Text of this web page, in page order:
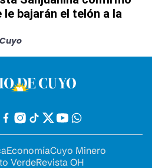
bajarán el telón a la
EconomíaCuyo Minero
VerdeRevista OH